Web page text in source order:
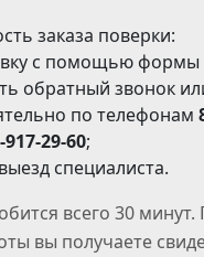
заказа поверки:
с помощью
обратный звонок
по телефонам
917-29-60;
специалиста.
всего 30 минут.
вы получаете